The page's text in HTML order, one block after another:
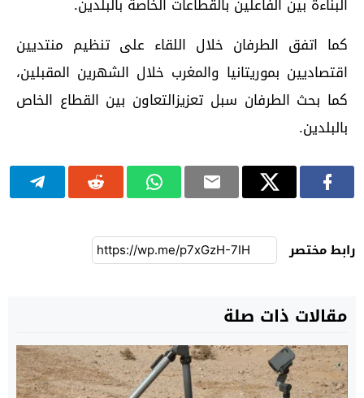
كما اتفق الطرفان خلال اللقاء على تنظيم منتديين
اقتصاديين بموريتانيا والمغرب خلال الشهرين المقبلين،
كما بحث الطرفان سبل تعزيزالتعاون بين القطاع الخاص
بالبلدين.
رابط مختصر
مقالات ذات صلة